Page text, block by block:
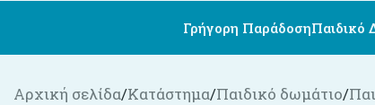
Γρήγορη ΠαράδοσηΠαιδικό
Αρχική σελίδα/Κατάστημα/Παιδικό δωμάτιο/